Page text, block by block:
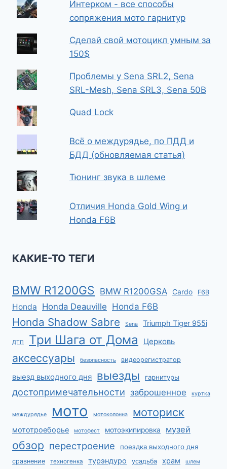
Интерком - все способы
сопряжения мото гарнитур
Сделай свой мотоцикл умным за
150$
Проблемы у Sena SRL2, Sena
SRL-Mesh, Sena SRL3, Sena 50B
Quad Lock
Всё о междурядье, по ПДД и
БДД (обновляемая статья)
Тюнинг звука в шлеме
Отличия Honda Gold Wing и
Honda F6B
КАКИЕ-ТО ТЕГИ
BMW R1200GS BMW R1200GSA Cardo F6B
Honda Honda Deauville Honda F6B
Honda Shadow Sabre Sena Triumph Tiger 955i
ДТП Три Шага от Дома Церковь
аксессуары безопасность видеорегистратор
выезд выходного дня выезды гарнитуры
достопримечательности заброшенное куртка
междурядье мото мотоколонна моториск
мототроеборье мотофест мотоэкипировка музей
обзор перестроение поездка выходного дня
сравнение техногенка турэндуро усадьба храм шлем